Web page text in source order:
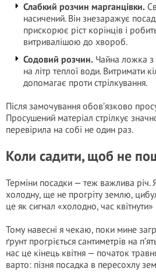
Слабкий розчин марганцівки.
насичений. Він знезаражує
прискорює ріст корінців і
витривалішою до хвороб.
Содовий розчин. Чайна ложка з
на літр теплої води. Витримати
допомагає проти стрілкування.
Після замочування обов’язково
Просушений матеріал стрілкує
перевірила на собі не один раз.
Коли садити, щоб не
Терміни посадки — теж важлива річ.
холодну, ще не прогріту землю,
це як сигнал «холодно, час квітнути»
Тому навесні я чекаю, поки мине
ґрунт прогріється сантиметрів на
нас це кінець квітня — початок
варто: пізня посадка в пересохлу